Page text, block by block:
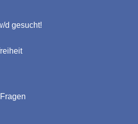
d gesucht!